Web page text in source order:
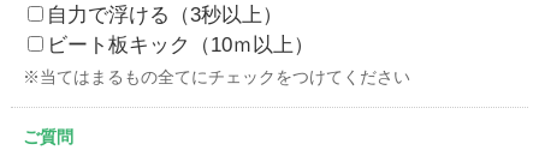
自力で浮ける（3秒以上）
ビート板キック（10ｍ以上）
※当てはまるもの全てにチェックをつけてください
ご質問